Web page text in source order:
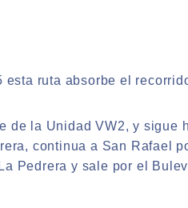
esta ruta absorbe el
de la Unidad VW2, y
continua a San Rafael
Pedrera y sale por el